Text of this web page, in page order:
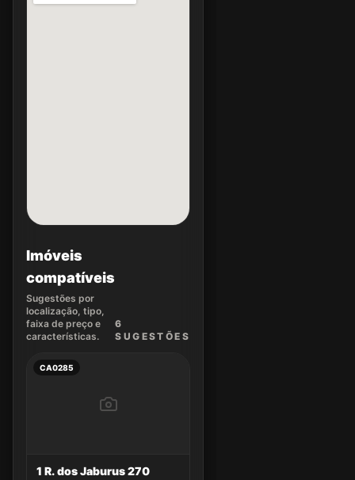
Imóveis
compatíveis
Sugestões por
localização, tipo,
faixa de preço e
características.
6
SUGEST ÕES
CA0285
1 R. dos Jaburus 270